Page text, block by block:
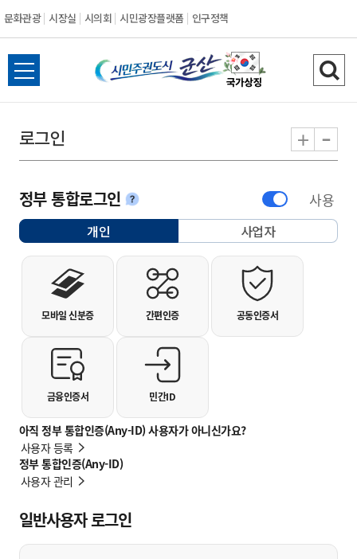
문화관광 시장실 시의회 시민광장플랫폼 인구정책
시민주권도시 군
전체메뉴 열기 검
로그인 + -
정부 통합로그인안내 사용
아직 정부 통합인증(Any-ID) 사용자가 아니신가요?
사용자 등록
정부 통합인증(Any-ID)
사용자 관리
개인선택됨 사업자
개인사용자 로그인
모바일 신분증 간편인증 공동인증서
금융인증서 민간ID
일반사용자 로그인